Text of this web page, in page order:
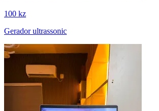
100 kz
Gerador ultrassonic